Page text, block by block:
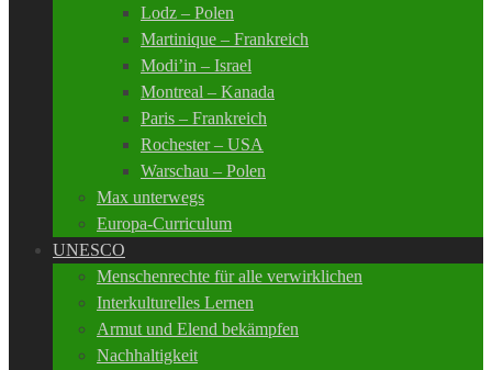
Lodz – Polen
Martinique – Frankreich
Modi’in – Israel
Montreal – Kanada
Paris – Frankreich
Rochester – USA
Warschau – Polen
Max unterwegs
Europa-Curriculum
UNESCO
Menschenrechte für alle verwirklichen
Interkulturelles Lernen
Armut und Elend bekämpfen
Nachhaltigkeit